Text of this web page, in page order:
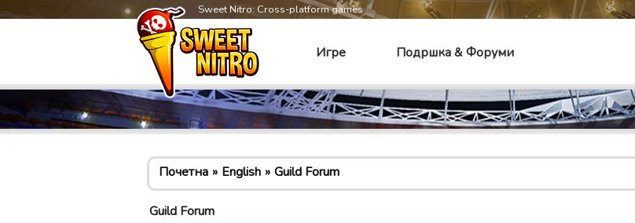
Sweet Nitro: Cross-platform games
Игре Подршка & Форуми
Почетна English Guild Forum
Guild Forum